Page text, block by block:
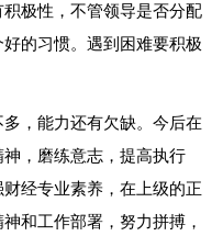
极性，不管领导是否分配
的习惯。遇到困难要积极
，能力还有欠缺。今后在
，磨练意志，提高执行
经专业素养，在上级的正
和工作部署，努力拼搏，